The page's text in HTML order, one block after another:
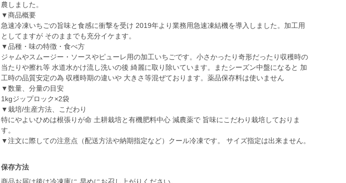
農しました。
▼商品概要
急速冷凍いちごの旨味と食感に衝撃を受け 2019年より業務用急速凍結機を導入しました。加工用
としてますが そのままでも充分イケます。
▼品種・味の特徴・食べ方
ジャムやスムージー・ソースやピューレ用の加工いちごです。小さかったり奇形だったり収穫時の
当たりや擦れ等 水道水かけ流し洗いの後 綺麗に取り除いています。またシーズン中盤になると 加
工時の品質安定の為 収穫時期の違いや 大きさ等混ぜております。薬品保存料は使いません
▼数量、分量の目安
1kgジップロック×2袋
▼栽培/生産方法、こだわり
特にやよいひめは根張りが命 土耕栽培と有機肥料中心 減農薬で 旨味にこだわり栽培しておりま
す。
▼注文に際しての注意点（配送方法や納期指定など）クール冷凍です。 サイズ指定は出来ません。
保存方法